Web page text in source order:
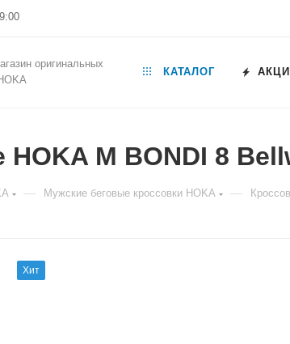
оригинальных
КАТАЛОГ
M BONDI 8
— Мужские беговые кроссовки HOKA —
Хит